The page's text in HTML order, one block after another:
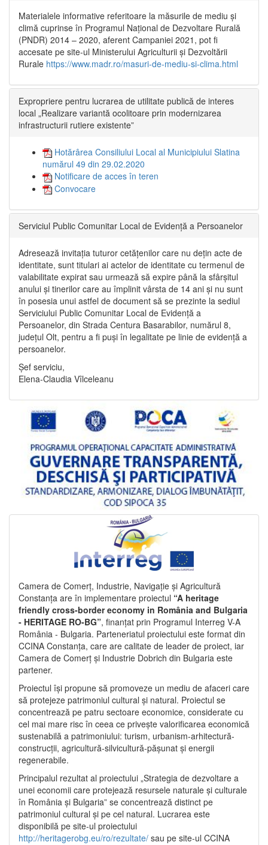
Materialele informative referitoare la măsurile de mediu și
climă cuprinse în Programul Național de Dezvoltare Rurală
(PNDR) 2014 – 2020, aferent Campaniei 2021, pot fi
accesate pe site-ul Ministerului Agriculturii și Dezvoltării
Rurale https://www.madr.ro/masuri-de-mediu-si-clima.html
Expropriere pentru lucrarea de utilitate publică de interes
local „Realizare variantă ocolitoare prin modernizarea
infrastructurii rutiere existente”
Hotărârea Consiliului Local al Municipiului Slatina
numărul 49 din 29.02.2020
Notificare de acces în teren
Convocare
Serviciul Public Comunitar Local de Evidență a Persoanelor
Adresează invitația tuturor cetățenilor care nu dețin acte de
identitate, sunt titulari ai actelor de identitate cu termenul de
valabilitate expirat sau urmează să expire până la sfârșitul
anului și tinerilor care au împlinit vârsta de 14 ani și nu sunt
în posesia unui astfel de document să se prezinte la sediul
Serviciului Public Comunitar Local de Evidență a
Persoanelor, din Strada Centura Basarabilor, numărul 8,
județul Olt, pentru a fi puși în legalitate pe linie de evidență a
persoanelor.
Șef serviciu,
Elena-Claudia Vîlceleanu
Camera de Comerț, Industrie, Navigație și Agricultură
Constanța are în implementare proiectul “A heritage
friendly cross-border economy in România and Bulgaria
- HERITAGE RO-BG”, finanțat prin Programul Interreg V-A
România - Bulgaria. Parteneriatul proiectului este format din
CCINA Constanța, care are calitate de leader de proiect, iar
Camera de Comerț și Industrie Dobrich din Bulgaria este
partener.
Proiectul își propune să promoveze un mediu de afaceri care
să protejeze patrimoniul cultural și natural. Proiectul se
concentrează pe patru sectoare economice, considerate cu
cel mai mare risc în ceea ce privește valorificarea economică
sustenabilă a patrimoniului: turism, urbanism-arhitectură-
construcții, agricultură-silvicultură-pășunat și energii
regenerabile.
Principalul rezultat al proiectului „Strategia de dezvoltare a
unei economii care protejează resursele naturale și culturale
în România și Bulgaria” se concentrează distinct pe
patrimoniul cultural și pe cel natural. Lucrarea este
disponibilă pe site-ul proiectului
http://heritagerobg.eu/ro/rezultate/ sau pe site-ul CCINA